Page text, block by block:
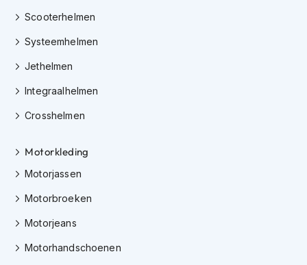
a
e
m
h
e
m
n
K
Scooterhelmen
Systeemhelmen
Jethelmen
Integraalhelmen
Crosshelmen
Motorkleding
Motorjassen
Motorbroeken
Motorjeans
Motorhandschoenen